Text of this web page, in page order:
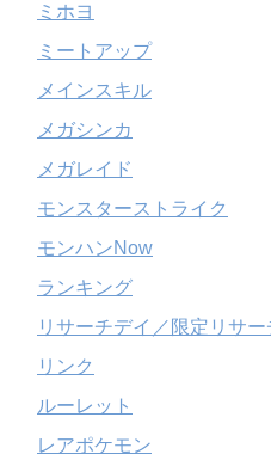
ミホヨ
ミートアップ
メインスキル
メガシンカ
メガレイド
モンスターストライク
モンハンNow
ランキング
リサーチデイ／限定リサー
リンク
ルーレット
レアポケモン